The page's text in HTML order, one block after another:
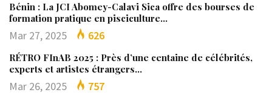
Bénin : La JCI Abomey-Calavi Sica offre des bourses de
formation pratique en pisciculture…
Mar 27, 2025 626
RÉTRO FInAB 2025 : Près d’une centaine de célébrités,
experts et artistes étrangers…
Mar 26, 2025 757